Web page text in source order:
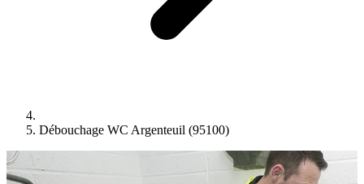
Débouchage WC Argenteuil (95100)